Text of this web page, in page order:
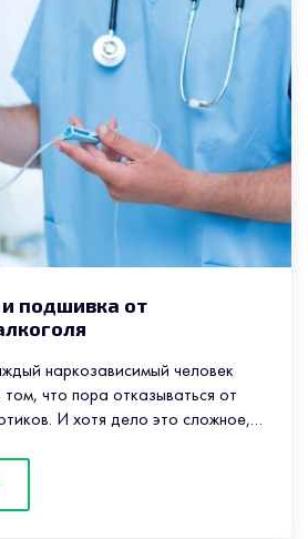
подшивка от
наркозависимый человек
что пора отказываться от
И хотя дело это сложное,